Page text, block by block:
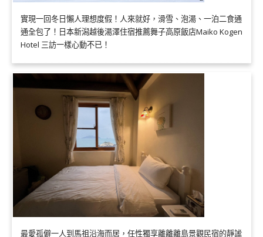
實現一回冬日懶人理想度假！人來就好，滑雪、泡湯、一泊二食通
通全包了！日本新潟越後湯澤住宿推薦舞子高原飯店Maiko Kogen
Hotel 三訪一樣心動不已！
最愛孤僻一人到馬祖沿海而居，任性獨享離離離島景觀民宿的靜謐